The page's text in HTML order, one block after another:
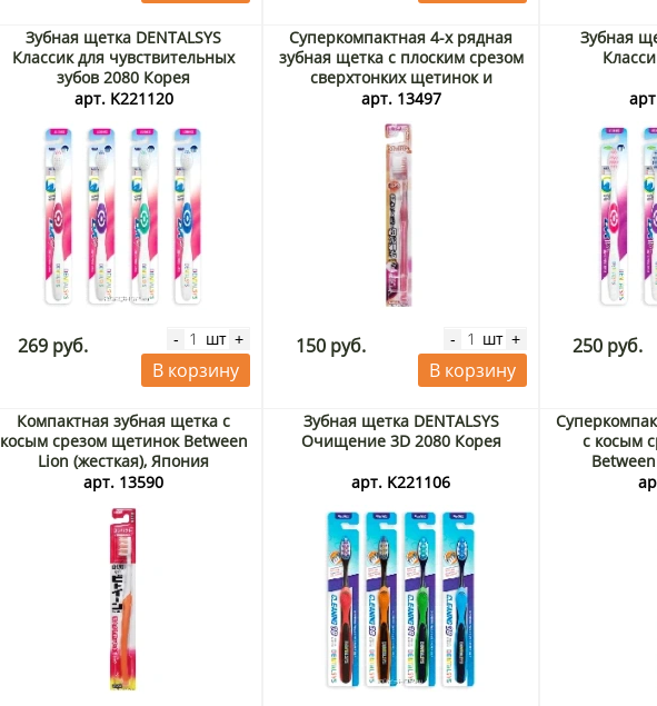
Зубная щетка DENTALSYS
Классик для чувствительных
зубов 2080 Корея
арт. K221120
269 руб. - шт +
В корзину
Суперкомпактная 4-х рядная
зубная щетка с плоским срезом
сверхтонких щетинок и
прозрачной ручкой Ebisu
арт. 13497
150 руб. - шт +
В корзину
Зубная
250 руб.
Компактная зубная щетка с
косым срезом щетинок Between
Lion (жесткая), Япония
арт. 13590
Зубная щетка DENTALSYS
Очищение 3D 2080 Корея
арт. K221106
с косым